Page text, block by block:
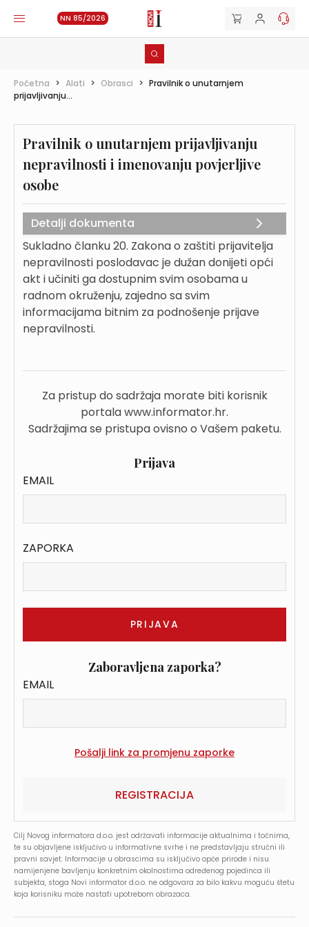
NN 85/2026
Početna > Alati > Obrasci > Pravilnik o unutarnjem
prijavljivanju...
Pravilnik o unutarnjem prijavljivanju
nepravilnosti i imenovanju povjerljive
osobe
Detalji dokumenta
Sukladno članku 20. Zakona o zaštiti prijavitelja
nepravilnosti poslodavac je dužan donijeti opći
akt i učiniti ga dostupnim svim osobama u
radnom okruženju, zajedno sa svim
informacijama bitnim za podnošenje prijave
nepravilnosti.
Za pristup do sadržaja morate biti korisnik
portala www.informator.hr.
Sadržajima se pristupa ovisno o Vašem paketu.
Prijava
EMAIL
ZAPORKA
Zaboravljena zaporka?
EMAIL
REGISTRACIJA
Cilj Novog informatora d.o.o. jest održavati informacije aktualnima i točnima,
te su objavljene isključivo u informativne svrhe i ne predstavljaju stručni ili
pravni savjet. Informacije u obrascima su isključivo opće prirode i nisu
namijenjene bavljenju konkretnim okolnostima određenog pojedinca ili
subjekta, stoga Novi informator d.o.o. ne odgovara za bilo kakvu moguću štetu
koja korisniku može nastati upotrebom obrazaca.